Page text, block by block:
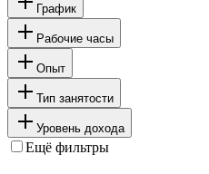
График
Рабочие часы
Опыт
Тип занятости
Уровень дохода
Ещё фильтры